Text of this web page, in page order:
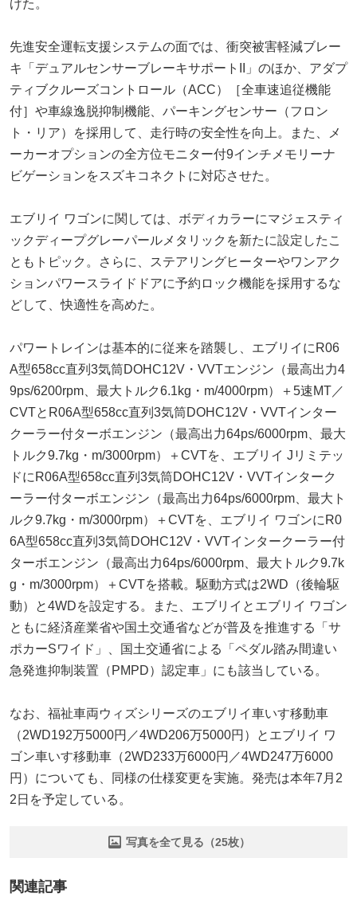
げた。
先進安全運転支援システムの面では、衝突被害軽減ブレー
キ「デュアルセンサーブレーキサポートII」のほか、アダプ
ティブクルーズコントロール（ACC）［全車速追従機能
付］や車線逸脱抑制機能、パーキングセンサー（フロン
ト・リア）を採用して、走行時の安全性を向上。また、メ
ーカーオプションの全方位モニター付9インチメモリーナ
ビゲーションをスズキコネクトに対応させた。
エブリイ ワゴンに関しては、ボディカラーにマジェスティ
ックディープグレーパールメタリックを新たに設定したこ
ともトピック。さらに、ステアリングヒーターやワンアク
ションパワースライドドアに予約ロック機能を採用するな
どして、快適性を高めた。
パワートレインは基本的に従来を踏襲し、エブリイにR06
A型658cc直列3気筒DOHC12V・VVTエンジン（最高出力4
9ps/6200rpm、最大トルク6.1kg・m/4000rpm）＋5速MT／
CVTとR06A型658cc直列3気筒DOHC12V・VVTインター
クーラー付ターボエンジン（最高出力64ps/6000rpm、最大
トルク9.7kg・m/3000rpm）＋CVTを、エブリイ Jリミテッ
ドにR06A型658cc直列3気筒DOHC12V・VVTインターク
ーラー付ターボエンジン（最高出力64ps/6000rpm、最大ト
ルク9.7kg・m/3000rpm）＋CVTを、エブリイ ワゴンにR0
6A型658cc直列3気筒DOHC12V・VVTインタークーラー付
ターボエンジン（最高出力64ps/6000rpm、最大トルク9.7k
g・m/3000rpm）＋CVTを搭載。駆動方式は2WD（後輪駆
動）と4WDを設定する。また、エブリイとエブリイ ワゴン
ともに経済産業省や国土交通省などが普及を推進する「サ
ポカーSワイド」、国土交通省による「ペダル踏み間違い
急発進抑制装置（PMPD）認定車」にも該当している。
なお、福祉車両ウィズシリーズのエブリイ車いす移動車
（2WD192万5000円／4WD206万5000円）とエブリイ ワ
ゴン車いす移動車（2WD233万6000円／4WD247万6000
円）についても、同様の仕様変更を実施。発売は本年7月2
2日を予定している。
写真を全て見る（25枚）
関連記事